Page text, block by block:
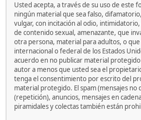
Usted acepta, a través de su uso de este
ningún material que sea falso,
vulgar, con incitación al odio,
de contenido sexual, amenazante, que
otra persona, material para adultos, o
internacional o federal de los Estados
acuerdo en no publicar material
autor a menos que usted sea el
tenga el consentimiento por escrito del
material protegido. El spam (mensajes no
(repetición), anuncios, mensajes en
piramidales y colectas también están